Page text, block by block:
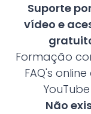
Suporte
vídeo e
Formação
FAQ's
Não